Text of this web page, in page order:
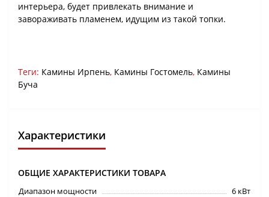
интерьера, будет привлекать внимание и
завораживать пламенем, идущим из такой топки.
Теги: Камины Ирпень, Камины Гостомель, Камины
Буча
Характеристики
ОБЩИЕ ХАРАКТЕРИСТИКИ ТОВАРА
Диапазон мощности
6 кВт